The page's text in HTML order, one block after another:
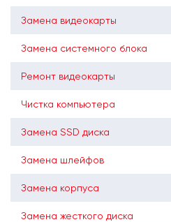
Замена видеокарты
Замена системного блока
Ремонт видеокарты
Чистка компьютера
Замена SSD диска
Замена шлейфов
Замена корпуса
Замена жесткого диска